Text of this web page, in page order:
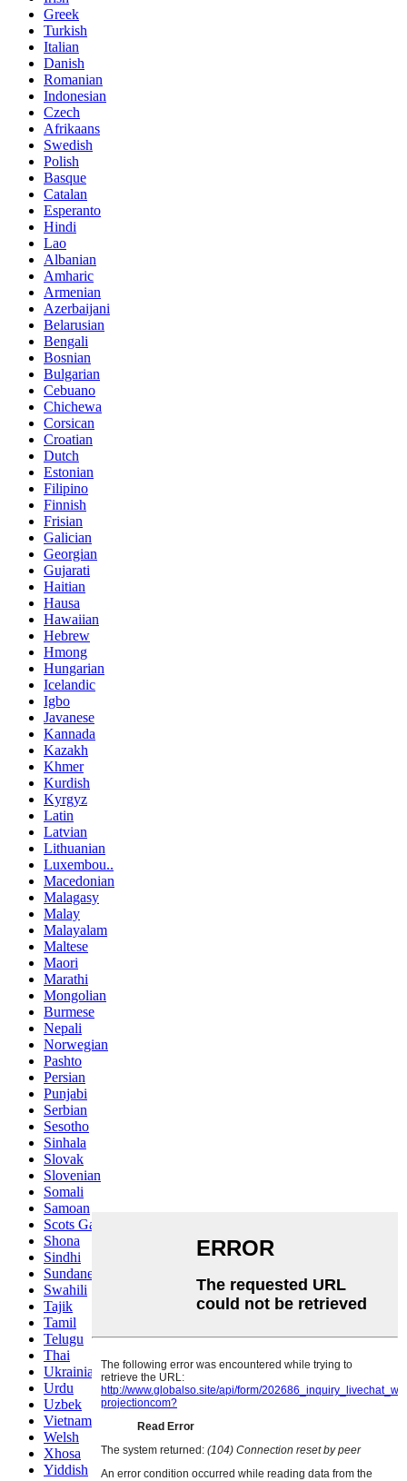
Greek
Turkish
Italian
Danish
Romanian
Indonesian
Czech
Afrikaans
Swedish
Polish
Basque
Catalan
Esperanto
Hindi
Lao
Albanian
Amharic
Armenian
Azerbaijani
Belarusian
Bengali
Bosnian
Bulgarian
Cebuano
Chichewa
Corsican
Croatian
Dutch
Estonian
Filipino
Finnish
Frisian
Galician
Georgian
Gujarati
Haitian
Hausa
Hawaiian
Hebrew
Hmong
Hungarian
Icelandic
Igbo
Javanese
Kannada
Kazakh
Khmer
Kurdish
Kyrgyz
Latin
Latvian
Lithuanian
Luxembou..
Macedonian
Malagasy
Malay
Malayalam
Maltese
Maori
Marathi
Mongolian
Burmese
Nepali
Norwegian
Pashto
Persian
Punjabi
Serbian
Sesotho
Sinhala
Slovak
Slovenian
Somali
Samoan
Scots Gaelic
Shona
Sindhi
Sundanese
Swahili
Tajik
Tamil
Telugu
Thai
Ukrainian
Urdu
Uzbek
Vietnamese
Welsh
Xhosa
Yiddish